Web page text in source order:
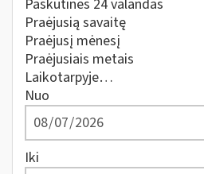
Paskutines 24 valandas
Praėjusią savaitę
Praėjusį mėnesį
Praėjusiais metais
Laikotarpyje…
Nuo
Iki